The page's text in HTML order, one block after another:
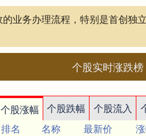
业务办理流程，特别是首创独
个股实时涨跌榜
个股涨幅 个股跌幅 个股流入
排名
名称 最新价